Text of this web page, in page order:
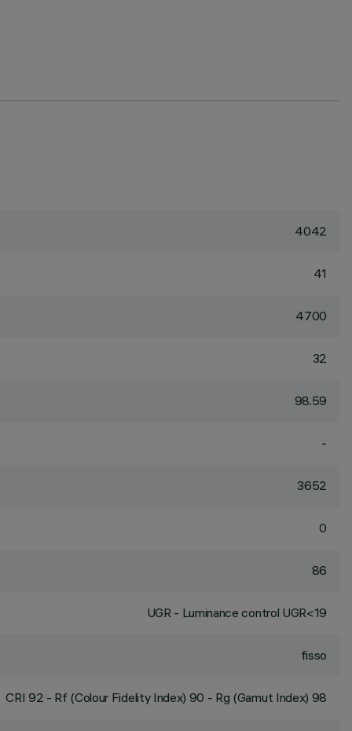
4042
41
4700
32
98.59
-
3652
0
86
UGR - Luminance control UGR<19
fisso
CRI 92 - Rf (Colour Fidelity Index) 90 - Rg (Gamut Index) 98